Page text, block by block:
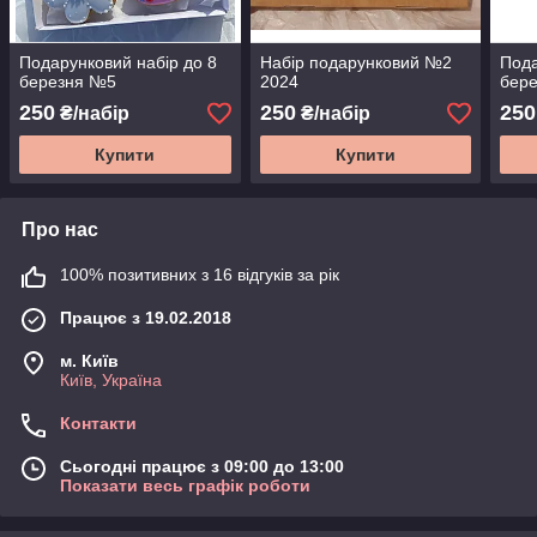
Подарунковий набір до 8
березня №5
250 ₴/набір
Купити
Набір подарунковий №2
2024
250₴/набір
Купити
250
Про нас
100% позитивних з 16 відгуків за рік
Працює з 19.02.2018
м. Київ
Київ, Україна
Контакти
Сьогодні працює з 09:00 до 13:00
Показати весь графік роботи